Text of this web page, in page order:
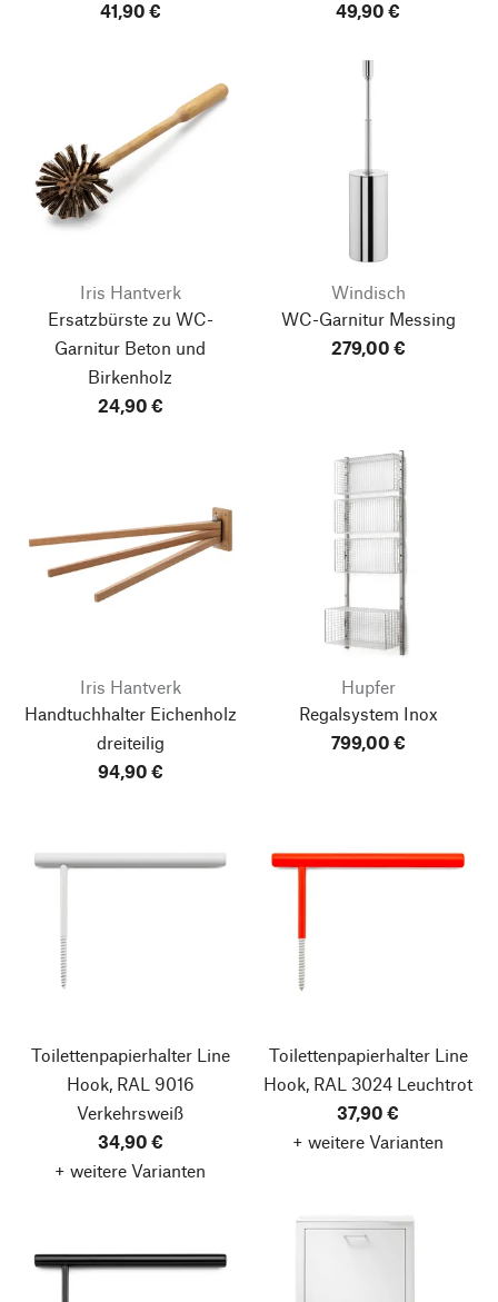
41,90 € 49,90 €
Iris Hantverk
Ersatzbürste zu WC-
Garnitur Beton und
Birkenholz
24,90 €
Windisch
WC-Garnitur Messing
279,00 €
Iris Hantverk
Handtuchhalter Eichenholz
dreiteilig
94,90 €
Hupfer
Regalsystem Inox
799,00 €
Toilettenpapierhalter Line
Hook, RAL 9016
Verkehrsweiß
34,90 €
+ weitere Varianten
Toilettenpapierhalter Line
Hook, RAL 3024 Leuchtrot
37,90 €
+ weitere Varianten